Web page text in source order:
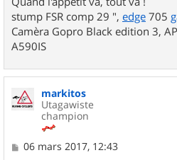
stump FSR comp 29 ", edge 705
Camèra Gopro Black edition 3,
A590IS
markitos
Utagawiste
champion
M
06 mars 2017, 12:43